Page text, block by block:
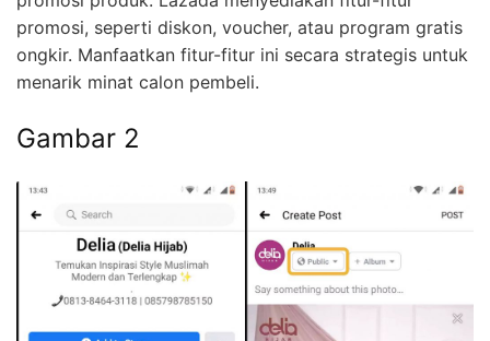
promosi, seperti diskon, voucher, atau program gratis
ongkir. Manfaatkan fitur-fitur ini secara strategis untuk
menarik minat calon pembeli.
Gambar 2